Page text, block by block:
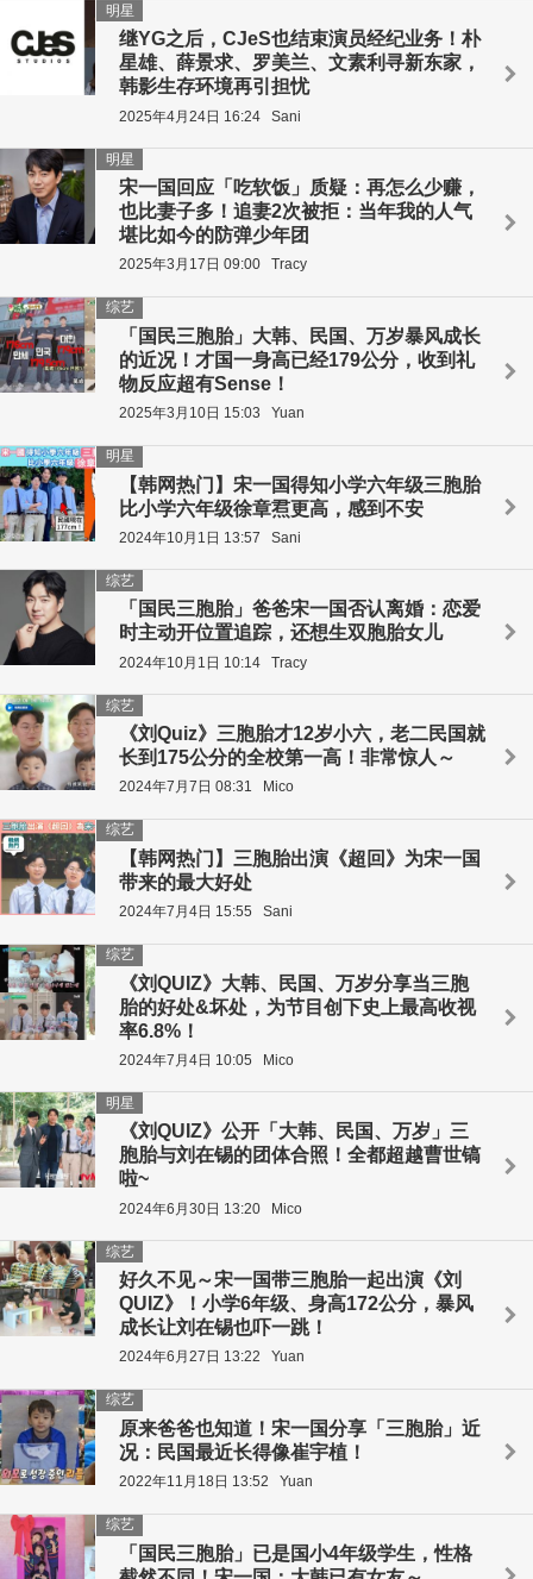
继YG之后，CJeS也结束演员经纪业务！朴
星雄、薛景求、罗美兰、文素利寻新东家，
韩影生存环境再引担忧
明星
2025年4月24日 16:24 Sani
宋一国回应「吃软饭」质疑：再怎么少赚，
也比妻子多！追妻2次被拒：当年我的人气
堪比如今的防弹少年团
明星
2025年3月17日 09:00 Tracy
「国民三胞胎」大韩、民国、万岁暴风成长
的近况！才国一身高已经179公分，收到礼
物反应超有Sense！
综艺
2025年3月10日 15:03 Yuan
【韩网热门】宋一国得知小学六年级三胞胎
比小学六年级徐章焄更高，感到不安
明星
2024年10月1日 13:57 Sani
「国民三胞胎」爸爸宋一国否认离婚：恋爱
时主动开位置追踪，还想生双胞胎女儿
综艺
2024年10月1日 10:14 Tracy
《刘Quiz》三胞胎才12岁小六，老二民国就
长到175公分的全校第一高！非常惊人～
综艺
2024年7月7日 08:31 Mico
【韩网热门】三胞胎出演《超回》为宋一国
带来的最大好处
综艺
2024年7月4日 15:55 Sani
《刘QUIZ》大韩、民国、万岁分享当三胞
胎的好处&坏处，为节目创下史上最高收视
率6.8%！
综艺
2024年7月4日 10:05 Mico
《刘QUIZ》公开「大韩、民国、万岁」三
胞胎与刘在锡的团体合照！全都超越曹世镐
啦~
明星
2024年6月30日 13:20 Mico
好久不见～宋一国带三胞胎一起出演《刘
QUIZ》！小学6年级、身高172公分，暴风
成长让刘在锡也吓一跳！
综艺
2024年6月27日 13:22 Yuan
原来爸爸也知道！宋一国分享「三胞胎」近
况：民国最近长得像崔宇植！
综艺
2022年11月18日 13:52 Yuan
「国民三胞胎」已是国小4年级学生，性格
综艺